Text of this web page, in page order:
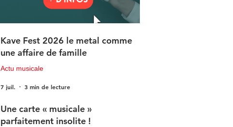
Kave Fest 2026 le metal comme
une affaire de famille
Actu musicale
7 juil. 3 min de lecture
Une carte « musicale »
parfaitement insolite !